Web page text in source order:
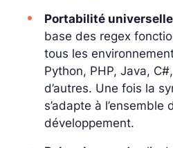
Portabilité
base des regex
tous les
Python, PHP, Java,
d’autres. Une fois la
s’adapte à
développement.